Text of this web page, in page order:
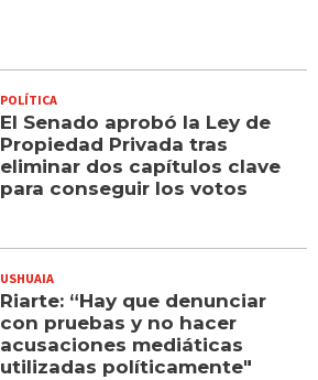
POLÍTICA
El Senado aprobó la Ley de
Propiedad Privada tras
eliminar dos capítulos clave
para conseguir los votos
USHUAIA
Riarte: “Hay que denunciar
con pruebas y no hacer
acusaciones mediáticas
utilizadas políticamente"